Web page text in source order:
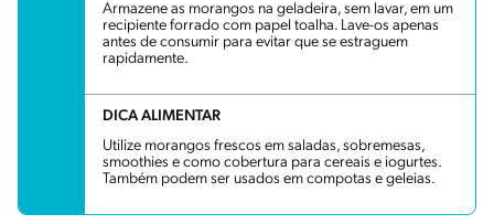
Armazene as morangos na geladeira, sem lavar, em um
recipiente forrado com papel toalha. Lave-os apenas
antes de consumir para evitar que se estraguem
rapidamente.
DICA ALIMENTAR
Utilize morangos frescos em saladas, sobremesas,
smoothies e como cobertura para cereais e iogurtes.
Também podem ser usados em compotas e geleias.